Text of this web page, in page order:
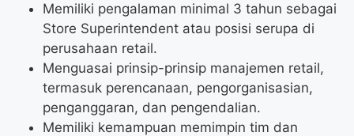
Memiliki pengalaman minimal 3 tahun sebagai
Store Superintendent atau posisi serupa di
perusahaan retail.
Menguasai prinsip-prinsip manajemen retail,
termasuk perencanaan, pengorganisasian,
penganggaran, dan pengendalian.
Memiliki kemampuan memimpin tim dan